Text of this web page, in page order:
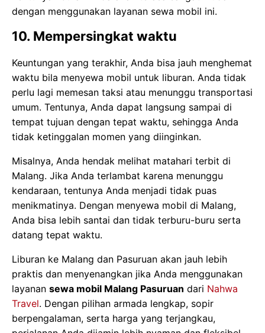
dengan menggunakan layanan sewa mobil ini.
10. Mempersingkat waktu
Keuntungan yang terakhir, Anda bisa jauh menghemat
waktu bila menyewa mobil untuk liburan. Anda tidak
perlu lagi memesan taksi atau menunggu transportasi
umum. Tentunya, Anda dapat langsung sampai di
tempat tujuan dengan tepat waktu, sehingga Anda
tidak ketinggalan momen yang diinginkan.
Misalnya, Anda hendak melihat matahari terbit di
Malang. Jika Anda terlambat karena menunggu
kendaraan, tentunya Anda menjadi tidak puas
menikmatinya. Dengan menyewa mobil di Malang,
Anda bisa lebih santai dan tidak terburu-buru serta
datang tepat waktu.
Liburan ke Malang dan Pasuruan akan jauh lebih
praktis dan menyenangkan jika Anda menggunakan
layanan sewa mobil Malang Pasuruan dari Nahwa
Travel. Dengan pilihan armada lengkap, sopir
berpengalaman, serta harga yang terjangkau,